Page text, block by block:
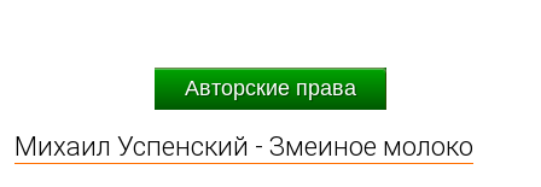
Авторские права
Михаил Успенский - Змеиное молоко